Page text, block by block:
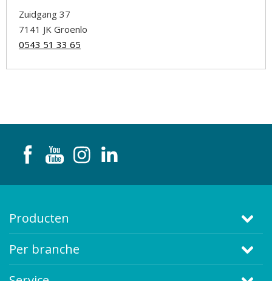
Zuidgang 37
7141 JK Groenlo
0543 51 33 65
Producten
Per branche